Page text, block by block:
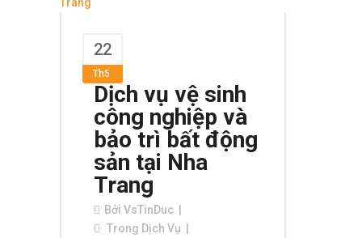
22
Th5
Dịch vụ vệ sinh
công nghiệp và
bảo trì bất động
sản tại Nha
Trang
Bởi VsTinDuc
Trong Dịch Vụ